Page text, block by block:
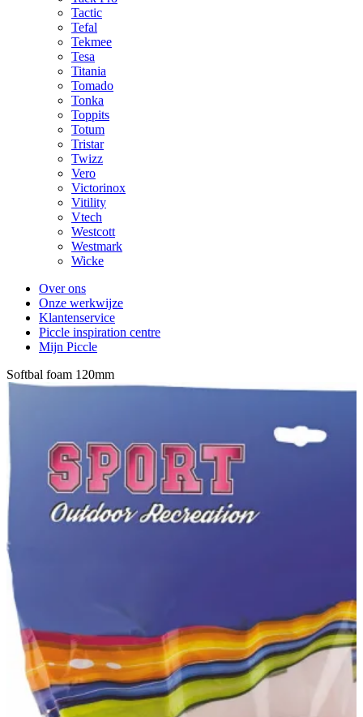
Tactic
Tefal
Tekmee
Tesa
Titania
Tomado
Tonka
Toppits
Totum
Tristar
Twizz
Vero
Victorinox
Vitility
Vtech
Westcott
Westmark
Wicke
Over ons
Onze werkwijze
Klantenservice
Piccle inspiration centre
Mijn Piccle
Softbal foam 120mm